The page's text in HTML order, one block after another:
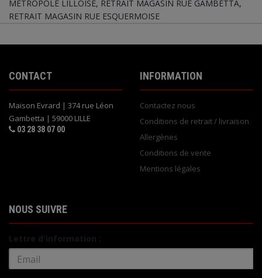
METROPOLE LILLOISE, RETRAIT MAGASIN RUE GAMBETTA,
RETRAIT MAGASIN RUE ESQUERMOISE
CONTACT
Maison Evrard | 374 rue Léon
Gambetta | 59000 LILLE
03 28 38 07 00
INFORMATION
Contactez nous
Conditions de retrait / livraison
Allergènes
Conditions de vente
Mentions légales
NOUS SUIVRE
Lettre d'information :